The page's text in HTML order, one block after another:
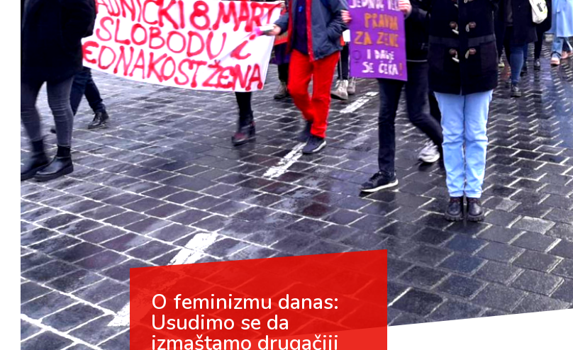
O feminizmu danas:
Usudimo se da
izmaštamo drugačiji